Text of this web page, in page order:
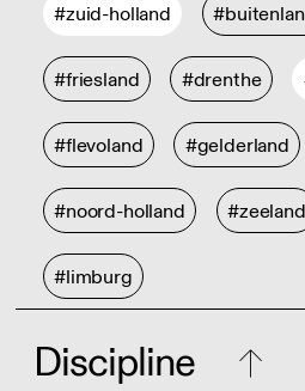
#zuid-holland
#friesland #drenthe
#flevoland #gelderland
#noord-holland #zeeland
#limburg
Discipline